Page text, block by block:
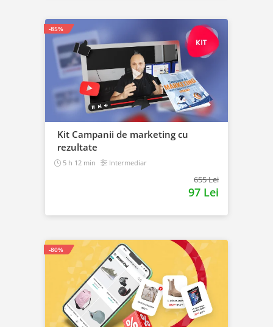
Kit Campanii de marketing cu
rezultate
5 h 12 min Intermediar
655 Lei
97 Lei
-85%
-80%